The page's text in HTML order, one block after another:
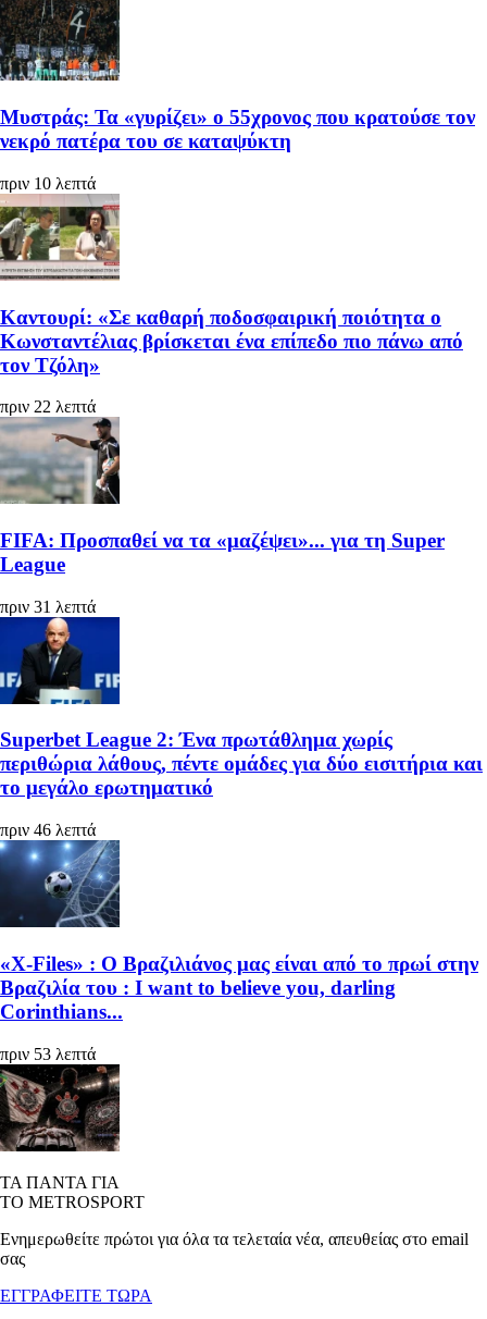
Μυστράς: Τα «γυρίζει» ο 55χρονος που κρατούσε τον
νεκρό πατέρα του σε καταψύκτη
πριν 10 λεπτά
Καντουρί: «Σε καθαρή ποδοσφαιρική ποιότητα ο
Κωνσταντέλιας βρίσκεται ένα επίπεδο πιο πάνω από
τον Τζόλη»
πριν 22 λεπτά
FIFA: Προσπαθεί να τα «μαζέψει»... για τη Super
League
πριν 31 λεπτά
Superbet League 2: Ένα πρωτάθλημα χωρίς
περιθώρια λάθους, πέντε ομάδες για δύο εισιτήρια και
το μεγάλο ερωτηματικό
πριν 46 λεπτά
«X-Files» : Ο Βραζιλιάνος μας είναι από το πρωί στην
Βραζιλία του : I want to believe you, darling
Corinthians...
πριν 53 λεπτά
ΤΑ ΠΑΝΤΑ ΓΙΑ
ΤΟ METROSPORT
Ενημερωθείτε πρώτοι για όλα τα τελεταία νέα, απευθείας στο email
σας
ΕΓΓΡΑΦΕΙΤΕ ΤΩΡΑ